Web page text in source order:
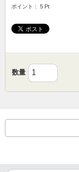
ポイント： 5 Pt
数量